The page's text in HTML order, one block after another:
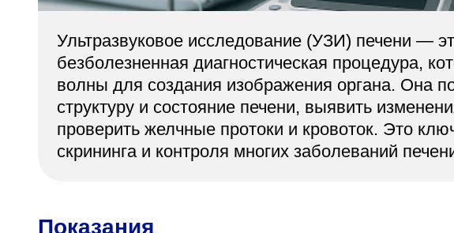
+7 (4742) 55-55-43
Ультразвуковое исследование (УЗИ) печени —
безболезненная диагностическая процедура,
волны для создания изображения органа. Она
структуру и состояние печени, выявить
проверить желчные протоки и кровоток. Это
скрининга и контроля многих заболеваний
Показания